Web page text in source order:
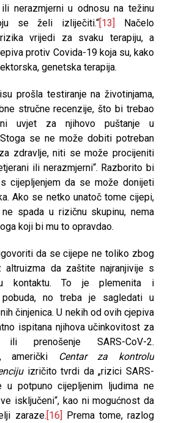
nerazmjerni u odnosu na težinu
se želi izliječiti.“[13]
Načelo
vrijedi za svaku terapiju, a
protiv Covida-19 koja su, kako
genetska terapija.
prošla testiranje na životinjama,
stručne recenzije, što bi trebao
uvjet za njihovo puštanje u
Stoga se ne može dobiti potreban
zdravlje, niti se može procijeniti
ili nerazmjerni“. Razborito bi
cijepljenjem da se može donijeti
Ako se netko unatoč tome cijepi,
spada u rizičnu skupinu, nema
koji bi mu to opravdao.
da se cijepe ne toliko zbog
da zaštite najranjivije s
kontaktu. To je plemenita i
pobuda, no treba je sagledati u
činjenica. U nekih od ovih cjepiva
ispitana njihova učinkovitost za
ili prenošenje SARS-CoV-2.
američki Centar za
kontrolu
izričito tvrdi da „rizici SARS-
u potpuno cijepljenim ljudima ne
isključeni“, kao ni mogućnost da
zaraze.[16] Prema tome, razlog